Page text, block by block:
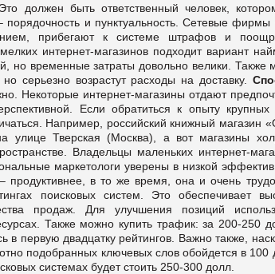
должен быть ответственный человек,
и пунктуальность. Сетевые фирмы
прибегают к системе штрафов и
интернет-магазинов подходит вариант
но временные затраты довольно велики. Также
серьезно возрастут расходы на доставку.
Некоторые интернет-магазины отдают
Если обратиться к опыту крупных
Например, российский книжный магазин
улице Тверская (Москва), а вот магазины
Владельцы маленьких интернет-
маркетологи уверены в низкой
в то же время, она и очень
поисковых систем. Это обеспечивает
продаж. Для улучшения позиций
Также можно купить трафик: за 200-250
в первую двадцатку рейтингов.
Важно также,
подобранных ключевых слов обойдется в 100
системах будет стоить 250-300 долл.